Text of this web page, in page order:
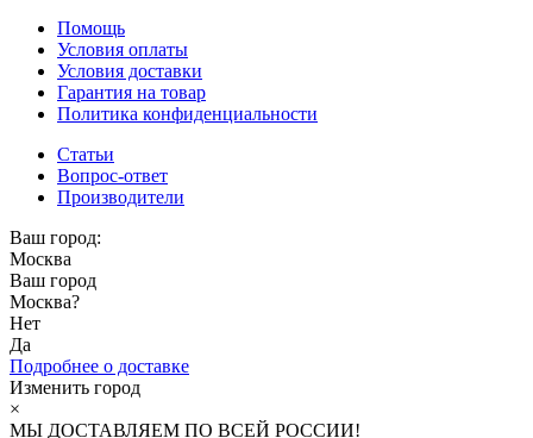
Помощь
Условия оплаты
Условия доставки
Гарантия на товар
Политика конфиденциальности
Статьи
Вопрос-ответ
Производители
Ваш город:
Москва
Ваш город
Москва?
Нет
Да
Подробнее о доставке
Изменить город
×
МЫ ДОСТАВЛЯЕМ ПО ВСЕЙ РОССИИ!